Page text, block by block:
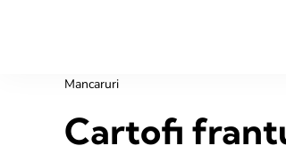
Mancaruri
Cartofi